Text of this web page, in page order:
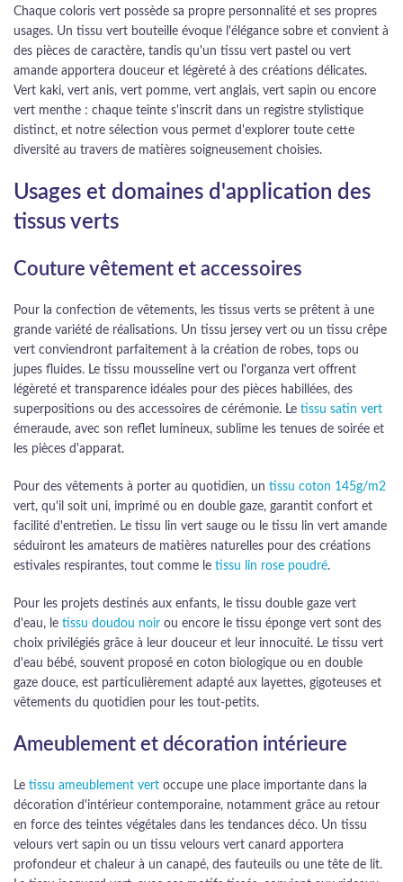
Chaque coloris vert possède sa propre personnalité et ses propres
usages. Un tissu vert bouteille évoque l'élégance sobre et convient à
des pièces de caractère, tandis qu'un tissu vert pastel ou vert
amande apportera douceur et légèreté à des créations délicates.
Vert kaki, vert anis, vert pomme, vert anglais, vert sapin ou encore
vert menthe : chaque teinte s'inscrit dans un registre stylistique
distinct, et notre sélection vous permet d'explorer toute cette
diversité au travers de matières soigneusement choisies.
Usages et domaines d'application des
tissus verts
Couture vêtement et accessoires
Pour la confection de vêtements, les tissus verts se prêtent à une
grande variété de réalisations. Un tissu jersey vert ou un tissu crêpe
vert conviendront parfaitement à la création de robes, tops ou
jupes fluides. Le tissu mousseline vert ou l'organza vert offrent
légèreté et transparence idéales pour des pièces habillées, des
superpositions ou des accessoires de cérémonie. Le tissu satin vert
émeraude, avec son reflet lumineux, sublime les tenues de soirée et
les pièces d'apparat.
Pour des vêtements à porter au quotidien, un tissu coton 145g/m2
vert, qu'il soit uni, imprimé ou en double gaze, garantit confort et
facilité d'entretien. Le tissu lin vert sauge ou le tissu lin vert amande
séduiront les amateurs de matières naturelles pour des créations
estivales respirantes, tout comme le tissu lin rose poudré.
Pour les projets destinés aux enfants, le tissu double gaze vert
d'eau, le tissu doudou noir ou encore le tissu éponge vert sont des
choix privilégiés grâce à leur douceur et leur innocuité. Le tissu vert
d'eau bébé, souvent proposé en coton biologique ou en double
gaze douce, est particulièrement adapté aux layettes, gigoteuses et
vêtements du quotidien pour les tout-petits.
Ameublement et décoration intérieure
Le tissu ameublement vert occupe une place importante dans la
décoration d'intérieur contemporaine, notamment grâce au retour
en force des teintes végétales dans les tendances déco. Un tissu
velours vert sapin ou un tissu velours vert canard apportera
profondeur et chaleur à un canapé, des fauteuils ou une tête de lit.